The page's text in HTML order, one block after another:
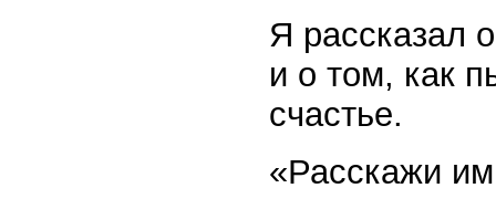
Я рассказал
и о том, как
счастье.
«Расскажи